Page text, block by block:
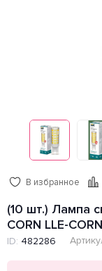
В избранное
(10 шт.) Лампа
CORN LLE-
ID: 482286